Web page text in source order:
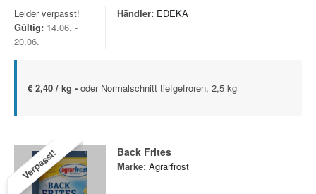
Leider verpasst!
Gültig: 14.06. -
20.06.
Händler: EDEKA
€ 2,40 / kg - oder Normalschnitt tiefgefroren, 2,5 kg
Verpasst! Back Frites
Marke: Agrarfrost